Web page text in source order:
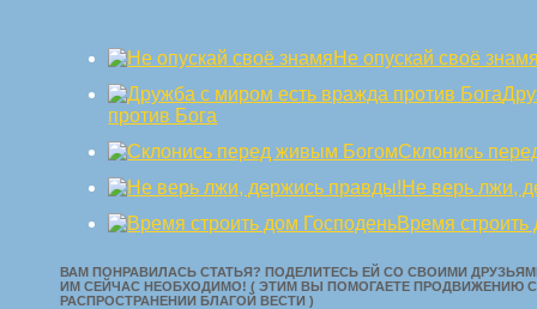
Не опускай своё
против Бога
Склонись
Не верь лжи,
Время строить
ВАМ ПОНРАВИЛАСЬ СТАТЬЯ? ПОДЕЛИТЕСЬ ЕЙ СО СВОИМИ
ИМ СЕЙЧАС НЕОБХОДИМО! ( ЭТИМ ВЫ ПОМОГАЕТЕ ПРОДВИЖЕНИЮ
РАСПРОСТРАНЕНИИ БЛАГОЙ ВЕСТИ )